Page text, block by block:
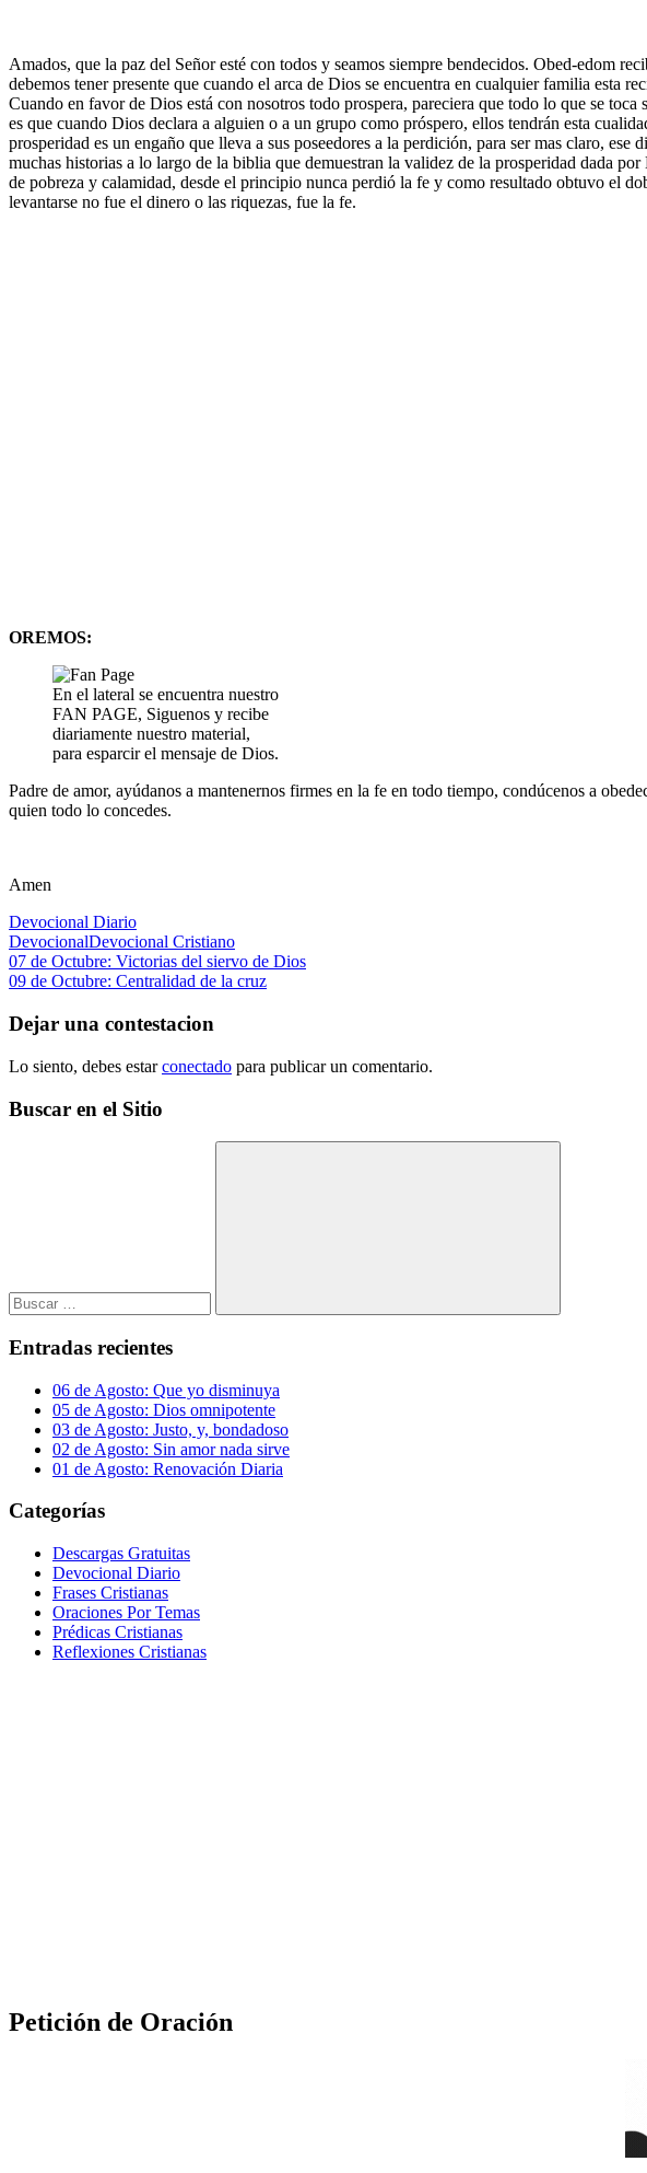
Amados, que la paz del Señor esté con todos y seamos siempre bendecidos. Obed-edom
debemos tener presente que cuando el arca de Dios se encuentra en cualquier familia esta
Cuando en favor de Dios está con nosotros todo prospera, pareciera que todo lo que se
es que cuando Dios declara a alguien o a un grupo como próspero, ellos tendrán esta
prosperidad es un engaño que lleva a sus poseedores a la perdición, para ser mas claro,
muchas historias a lo largo de la biblia que demuestran la validez de la prosperidad dada
de pobreza y calamidad, desde el principio nunca perdió la fe y como resultado obtuvo el
levantarse no fue el dinero o las riquezas, fue la fe.
OREMOS:
En el lateral se encuentra nuestro
FAN PAGE, Siguenos y recibe
diariamente nuestro material,
para esparcir el mensaje de Dios.
Padre de amor, ayúdanos a mantenernos firmes en la fe en todo tiempo, condúcenos a
quien todo lo concedes.
Amen
Devocional Diario
DevocionalDevocional Cristiano
Navegación
de
entradas
Entrada
anterior:
07 de Octubre: Victorias del siervo de Dios
Siguiente
09 de Octubre: Centralidad de la cruz
Dejar una contestacion
Lo siento, debes estarconectado para publicar un comentario.
Buscar en el Sitio
Buscar
Entradas recientes
06 de Agosto: Que yo disminuya
05 de Agosto: Dios omnipotente
03 de Agosto: Justo, y, bondadoso
02 de Agosto: Sin amor nada sirve
01 de Agosto: Renovación Diaria
Categorías
Descargas Gratuitas
Devocional Diario
Frases Cristianas
Oraciones Por Temas
Prédicas Cristianas
Reflexiones Cristianas
Petición de Oración